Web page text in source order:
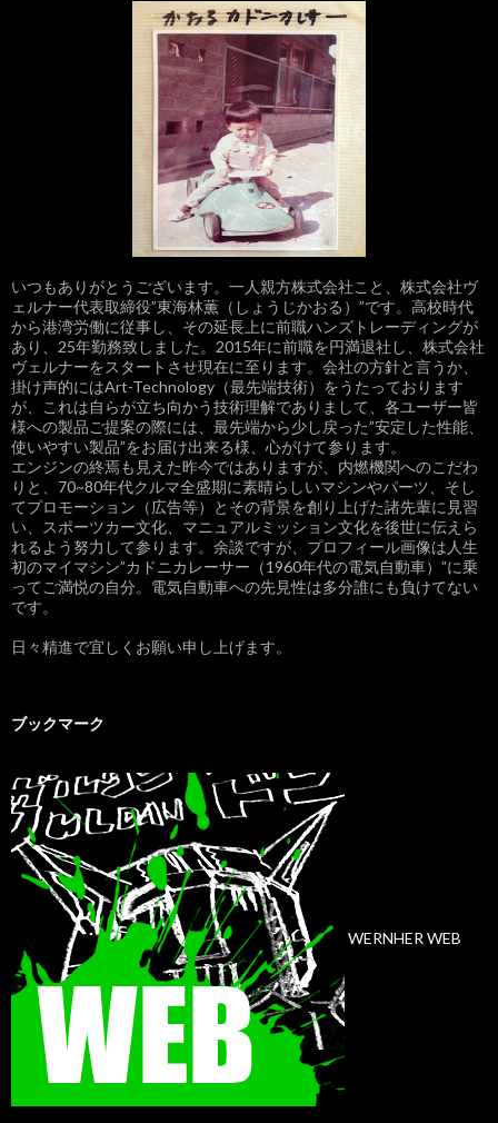
いつもありがとうございます。一人親方株式会社こと、株式会社ヴ
ェルナー代表取締役”東海林薫（しょうじかおる）”です。高校時代
から港湾労働に従事し、その延長上に前職ハンズトレーディングが
あり、25年勤務致しました。2015年に前職を円満退社し、株式会社
ヴェルナーをスタートさせ現在に至ります。会社の方針と言うか、
掛け声的にはArt-Technology（最先端技術）をうたっております
が、これは自らが立ち向かう技術理解でありまして、各ユーザー皆
様への製品ご提案の際には、最先端から少し戻った”安定した性能、
使いやすい製品”をお届け出来る様、心がけて参ります。
エンジンの終焉も見えた昨今ではありますが、内燃機関へのこだわ
りと、70~80年代クルマ全盛期に素晴らしいマシンやパーツ、そし
てプロモーション（広告等）とその背景を創り上げた諸先輩に見習
い、スポーツカー文化、マニュアルミッション文化を後世に伝えら
れるよう努力して参ります。余談ですが、プロフィール画像は人生
初のマイマシン”カドニカレーサー（1960年代の電気自動車）”に乗
ってご満悦の自分。電気自動車への先見性は多分誰にも負けてない
です。
日々精進で宜しくお願い申し上げます。
ブックマーク
WERNHER WEB